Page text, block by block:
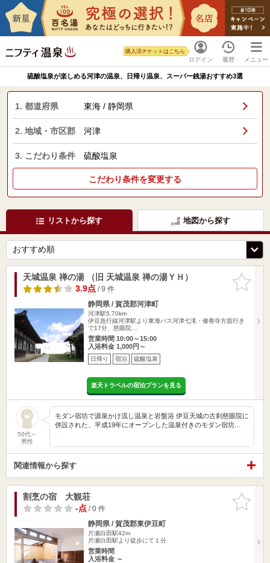
ログイン
購入済チケットはこちら
履歴 メニュー
硫酸塩泉が楽しめる河津の温泉、日帰り温泉、スーパー銭湯おすすめ3選
1. 都道府県 東海 / 静岡県
2. 地域・市区郡 河津
3. こだわり条件 硫酸塩泉
こだわり条件を変更する
リストから探す 地図から探す
お気に入
りに追加
天城温泉 禅の湯 （旧 天城温泉 禅の湯ＹＨ）
3.9点/ 9 件
静岡県 / 賀茂郡河津町
河津駅5.70km
伊豆急行線河津駅より東海バス河津七滝・修善寺方面行き
で17分、慈眼院…
営業時間 10:00～15:00
入浴料金 1,000円～
日帰り 宿泊 硫酸塩泉
楽天トラベルの宿泊プランを見る
50代～
男性
モダン宿坊で源泉かけ流し温泉と岩盤浴 伊豆天城の古刹慈眼院に
併設された、平成19年にオープンした温泉付きのモダン宿坊…
関連情報から探す
お気に入
りに追加
割烹の宿 大観荘
-点/ 0 件
静岡県 / 賀茂郡東伊豆町
片瀬白田駅42m
片瀬白田駅より徒歩にて１分
営業時間
入浴料金 ～